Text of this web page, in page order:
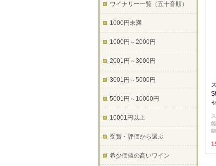
ワイナリー一覧（五十音順）
1000円未満
1000円～2000円
2001円～3000円
3001円～5000円
5001円～10000円
10001円以上
受賞・評価から選ぶ
希少価値の高いワイン